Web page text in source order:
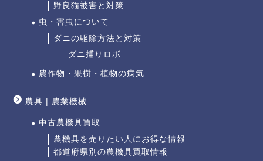
野良猫被害と対策
虫・害虫について
ダニの駆除方法と対策
ダニ捕りロボ
農作物・果樹・植物の病気
農具 | 農業機械
中古農機具買取
農機具を売りたい人にお得な情報
都道府県別の農機具買取情報